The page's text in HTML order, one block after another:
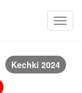
Kechki 2024